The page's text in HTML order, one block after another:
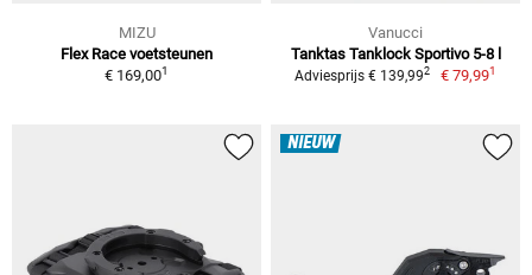
MIZU
Flex Race voetsteunen
€ 169,001
Vanucci
Tanktas Tanklock Sportivo 5-8 l
Adviesprijs € 139,992 € 79,991
NIEUW